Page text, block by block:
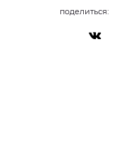
поделиться: